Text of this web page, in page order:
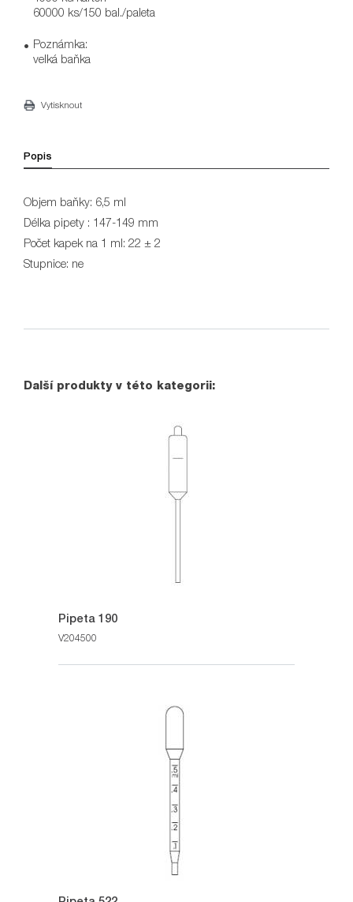
60000 ks/150 bal./paleta
Poznámka:
velká baňka
Vytisknout
Popis
Objem baňky: 6,5 ml
Délka pipety : 147-149 mm
Počet kapek na 1 ml: 22 ± 2
Stupnice: ne
Další produkty v této kategorii:
Pipeta 190
V204500